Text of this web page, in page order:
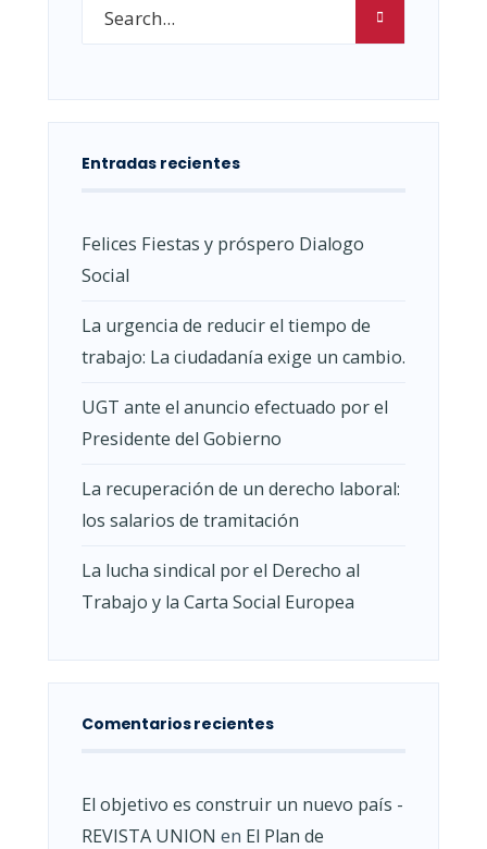
Entradas recientes
Felices Fiestas y próspero Dialogo
Social
La urgencia de reducir el tiempo de
trabajo: La ciudadanía exige un cambio.
UGT ante el anuncio efectuado por el
Presidente del Gobierno
La recuperación de un derecho laboral:
los salarios de tramitación
La lucha sindical por el Derecho al
Trabajo y la Carta Social Europea
Comentarios recientes
El objetivo es construir un nuevo país -
REVISTA UNION en El Plan de